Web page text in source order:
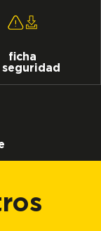
ficha
seguridad